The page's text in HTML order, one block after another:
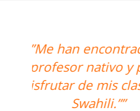
“”The course is
and Eugenia, my
is fantastic.
communication